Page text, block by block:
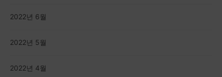
2022년 6월
2022년 5월
2022년 4월